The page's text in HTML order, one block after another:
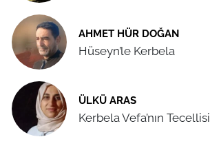
AHMET HÜR DOĞAN
Hüseyn’le Kerbela
ÜLKÜ ARAS
Kerbela Vefa’nın Tecellisi